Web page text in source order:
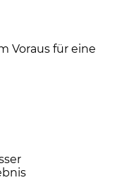
Voraus für eine